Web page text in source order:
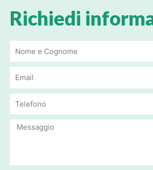
Richiedi
Email
Email
Message